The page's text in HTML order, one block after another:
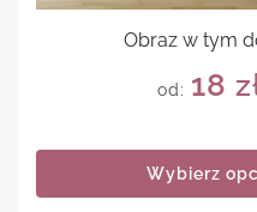
Obraz w tym
od: 18
Wybierz